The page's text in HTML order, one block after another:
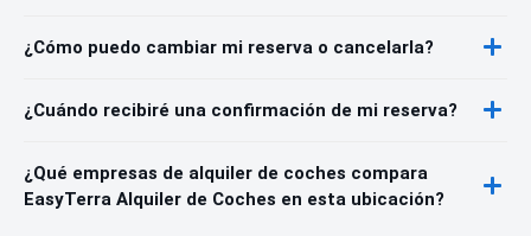
¿Cómo puedo cambiar mi reserva o cancelarla?
¿Cuándo recibiré una confirmación de mi reserva?
¿Qué empresas de alquiler de coches compara
EasyTerra Alquiler de Coches en esta ubicación?